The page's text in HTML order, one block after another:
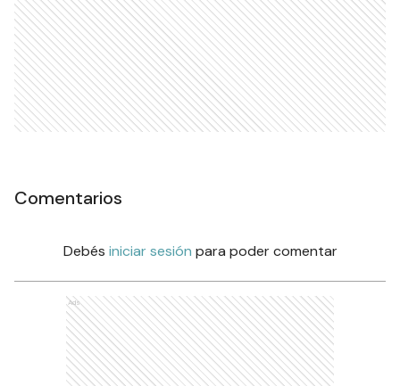
Comentarios
Debés iniciar sesión para poder comentar
Ads